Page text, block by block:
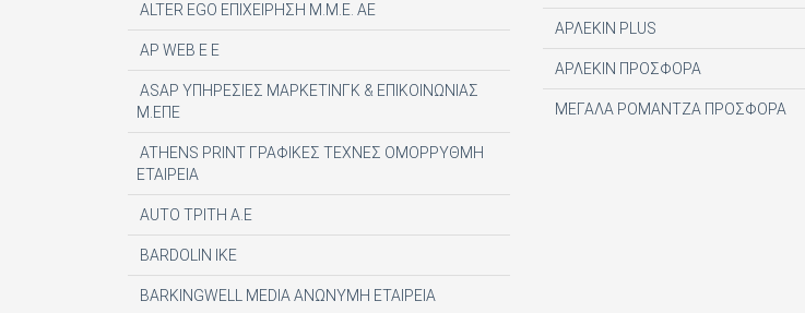
ALTER EGO ΕΠΙΧΕΙΡΗΣΗ Μ.Μ.Ε. ΑΕ
AP WEB Ε Ε
ASAP ΥΠΗΡΕΣΙΕΣ ΜΑΡΚΕΤΙΝΓΚ & ΕΠΙΚΟΙΝΩΝΙΑΣ
Μ.ΕΠΕ
ATHENS PRINT ΓΡΑΦΙΚΕΣ ΤΕΧΝΕΣ ΟΜΟΡΡΥΘΜΗ
ΕΤΑΙΡΕΙΑ
AUTO ΤΡΙΤΗ Α.Ε
BARDOLIN ΙΚΕ
BARKINGWELL MEDIA ΑΝΩΝΥΜΗ ΕΤΑΙΡΕΙΑ
ΑΡΛΕΚΙΝ PLUS
ΑΡΛΕΚΙΝ ΠΡΟΣΦΟΡΑ
ΜΕΓΑΛΑ ΡΟΜΑΝΤΖΑ ΠΡΟΣΦΟΡΑ